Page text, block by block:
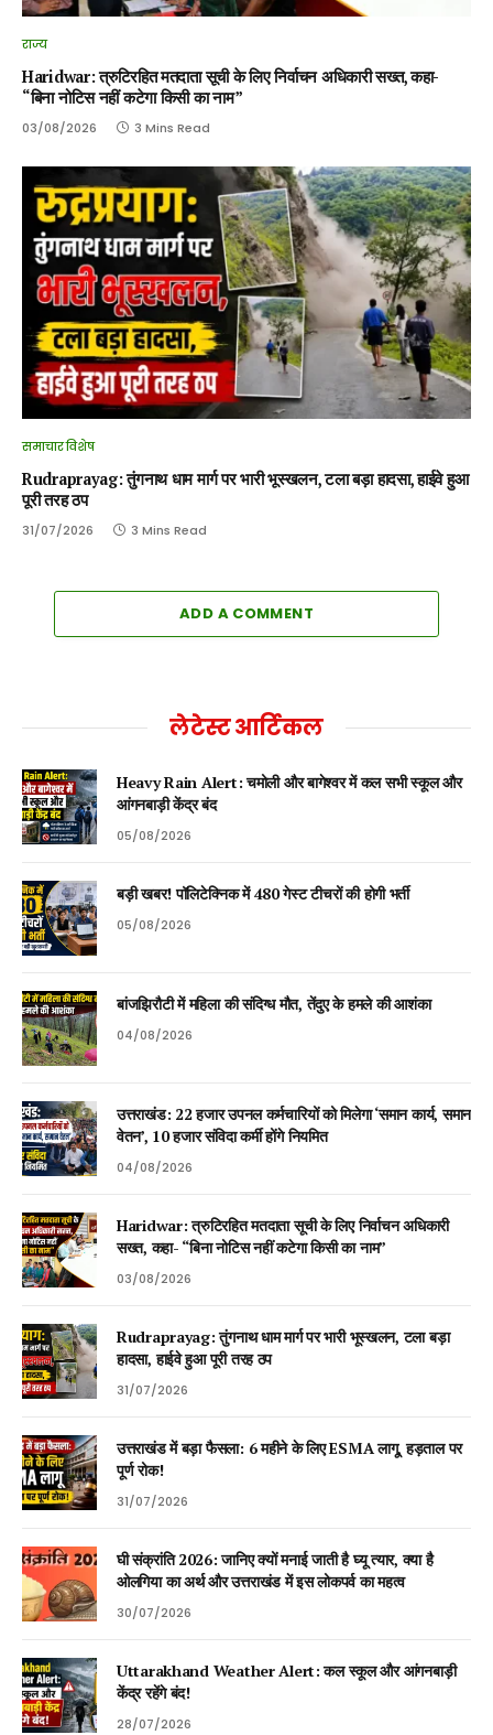
राज्य
Haridwar: त्रुटिरहित मतदाता सूची के लिए निर्वाचन अधिकारी सख्त, कहा-
“बिना नोटिस नहीं कटेगा किसी का नाम”
03/08/2026 3 Mins Read
समाचार विशेष
Rudraprayag: तुंगनाथ धाम मार्ग पर भारी भूस्खलन, टला बड़ा हादसा, हाईवे हुआ
पूरी तरह ठप
31/07/2026 3 Mins Read
ADD A COMMENT
लेटेस्ट आर्टिकल
Heavy Rain Alert: चमोली और बागेश्वर में कल सभी स्कूल और
आंगनबाड़ी केंद्र बंद
05/08/2026
बड़ी खबर! पॉलिटेक्निक में 480 गेस्ट टीचरों की होगी भर्ती
05/08/2026
बांजझिरौटी में महिला की संदिग्ध मौत, तेंदुए के हमले की आशंका
04/08/2026
उत्तराखंड: 22 हजार उपनल कर्मचारियों को मिलेगा ‘समान कार्य, समान
वेतन’, 10 हजार संविदा कर्मी होंगे नियमित
04/08/2026
Haridwar: त्रुटिरहित मतदाता सूची के लिए निर्वाचन अधिकारी
सख्त, कहा- “बिना नोटिस नहीं कटेगा किसी का नाम”
03/08/2026
Rudraprayag: तुंगनाथ धाम मार्ग पर भारी भूस्खलन, टला बड़ा
हादसा, हाईवे हुआ पूरी तरह ठप
31/07/2026
उत्तराखंड में बड़ा फैसला: 6 महीने के लिए ESMA लागू, हड़ताल पर
पूर्ण रोक!
31/07/2026
घी संक्रांति 2026: जानिए क्यों मनाई जाती है घ्यू त्यार, क्या है
ओलगिया का अर्थ और उत्तराखंड में इस लोकपर्व का महत्व
30/07/2026
Uttarakhand Weather Alert: कल स्कूल और आंगनबाड़ी
केंद्र रहेंगे बंद!
28/07/2026